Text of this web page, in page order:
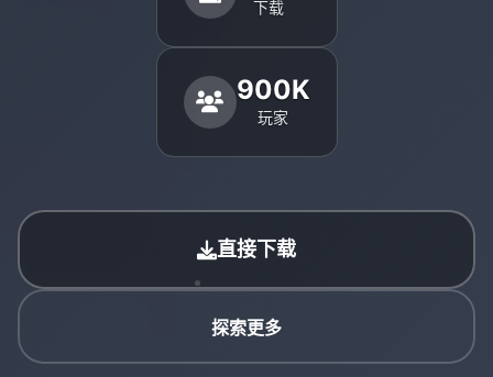
下载
900K
玩家
直接下载
探索更多